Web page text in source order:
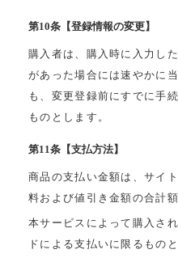
第10条【登録情報の変更】
購入者は、購入時に入力し
があった場合には速やかに
も、変更登録前にすでに手
ものとします。
第11条【支払方法】
商品の支払い金額は、サイ
料および値引き金額の合計額
本サービスによって購入さ
ドによる支払いに限るものと